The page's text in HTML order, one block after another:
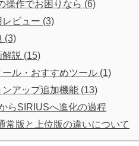
操作でお困りなら (6)
ビュー (3)
(3)
説 (15)
ール・おすすめツール (1)
アップ追加機能 (13)
らSIRIUSへ進化の過程
常版と上位版の違いについて